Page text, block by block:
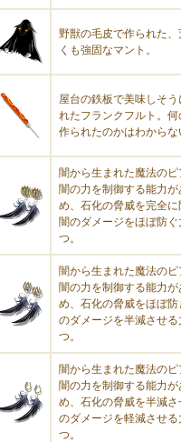
野獣の毛皮で作られた、
くも強固なマント。
屋台の鉄板で美味しそう
れたフランクフルト。何
作られたのかはわからな
闇から生まれた魔法のピ
闇の力を制御する能力が
め、石化の脅威を完全に
闇のダメージをほぼ防ぐ
つ。
闇から生まれた魔法のピ
闇の力を制御する能力が
め、石化の脅威をほぼ防
のダメージを半減させる
つ。
闇から生まれた魔法のピ
闇の力を制御する能力が
め、石化の脅威を半減さ
のダメージを軽減させる
つ。